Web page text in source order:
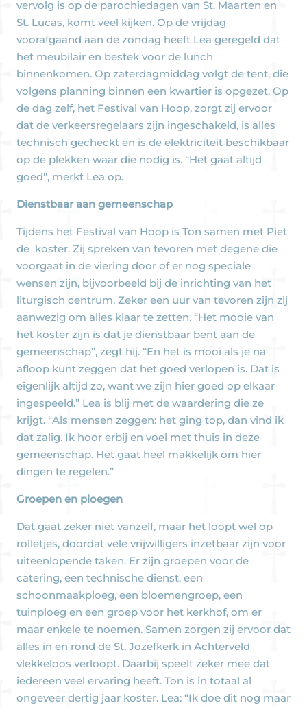
vervolg is op de parochiedagen van St. Maarten en
St. Lucas, komt veel kijken. Op de vrijdag
voorafgaand aan de zondag heeft Lea geregeld dat
het meubilair en bestek voor de lunch
binnenkomen. Op zaterdagmiddag volgt de tent, die
volgens planning binnen een kwartier is opgezet. Op
de dag zelf, het Festival van Hoop, zorgt zij ervoor
dat de verkeersregelaars zijn ingeschakeld, is alles
technisch gecheckt en is de elektriciteit beschikbaar
op de plekken waar die nodig is. “Het gaat altijd
goed”, merkt Lea op.
Dienstbaar aan gemeenschap
Tijdens het Festival van Hoop is Ton samen met Piet
de koster. Zij spreken van tevoren met degene die
voorgaat in de viering door of er nog speciale
wensen zijn, bijvoorbeeld bij de inrichting van het
liturgisch centrum. Zeker een uur van tevoren zijn zij
aanwezig om alles klaar te zetten. “Het mooie van
het koster zijn is dat je dienstbaar bent aan de
gemeenschap”, zegt hij. “En het is mooi als je na
afloop kunt zeggen dat het goed verlopen is. Dat is
eigenlijk altijd zo, want we zijn hier goed op elkaar
ingespeeld.” Lea is blij met de waardering die ze
krijgt. “Als mensen zeggen: het ging top, dan vind ik
dat zalig. Ik hoor erbij en voel met thuis in deze
gemeenschap. Het gaat heel makkelijk om hier
dingen te regelen.”
Groepen en ploegen
Dat gaat zeker niet vanzelf, maar het loopt wel op
rolletjes, doordat vele vrijwilligers inzetbaar zijn voor
uiteenlopende taken. Er zijn groepen voor de
catering, een technische dienst, een
schoonmaakploeg, een bloemengroep, een
tuinploeg en een groep voor het kerkhof, om er
maar enkele te noemen. Samen zorgen zij ervoor dat
alles in en rond de St. Jozefkerk in Achterveld
vlekkeloos verloopt. Daarbij speelt zeker mee dat
iedereen veel ervaring heeft. Ton is in totaal al
ongeveer dertig jaar koster. Lea: “Ik doe dit nog maar